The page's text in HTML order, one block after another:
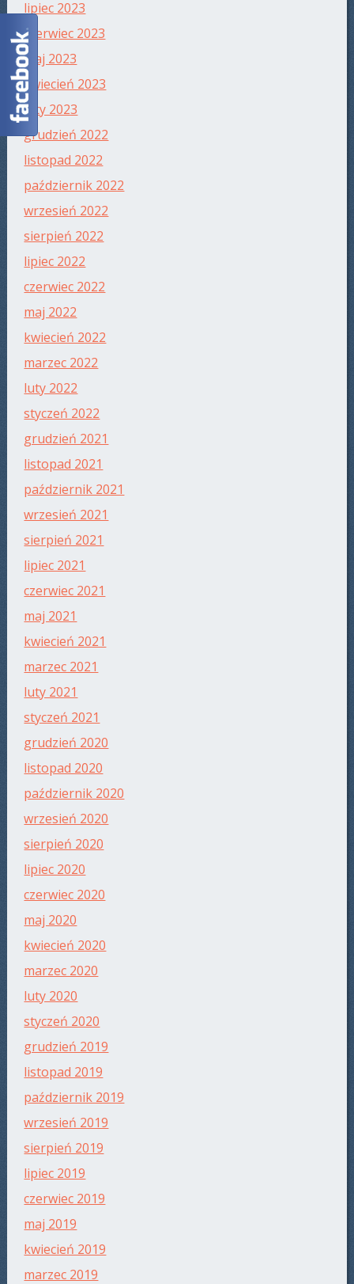
lipiec 2023
czerwiec 2023
maj 2023
kwiecień 2023
luty 2023
grudzień 2022
listopad 2022
październik 2022
wrzesień 2022
sierpień 2022
lipiec 2022
czerwiec 2022
maj 2022
kwiecień 2022
marzec 2022
luty 2022
styczeń 2022
grudzień 2021
listopad 2021
październik 2021
wrzesień 2021
sierpień 2021
lipiec 2021
czerwiec 2021
maj 2021
kwiecień 2021
marzec 2021
luty 2021
styczeń 2021
grudzień 2020
listopad 2020
październik 2020
wrzesień 2020
sierpień 2020
lipiec 2020
czerwiec 2020
maj 2020
kwiecień 2020
marzec 2020
luty 2020
styczeń 2020
grudzień 2019
listopad 2019
październik 2019
wrzesień 2019
sierpień 2019
lipiec 2019
czerwiec 2019
maj 2019
kwiecień 2019
marzec 2019